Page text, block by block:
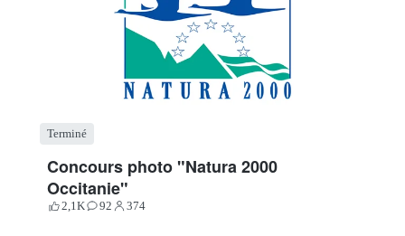
Terminé
Concours photo "Natura 2000
Occitanie"
2,1K
Votes 92
Contributions
374
Participants